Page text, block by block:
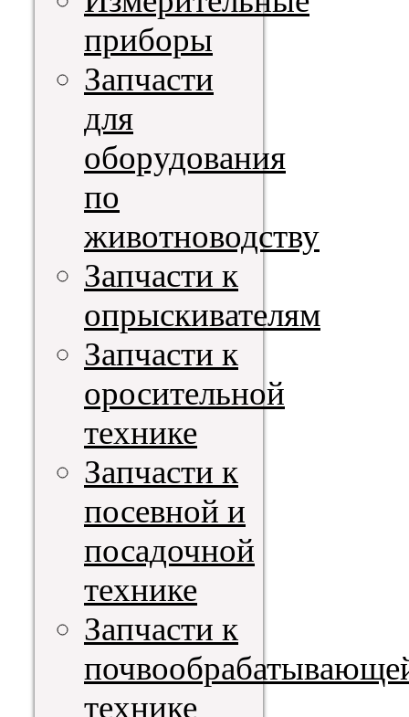
приборы
Запчасти
для
оборудования
по
животноводству
Запчасти к
опрыскивателям
Запчасти к
оросительной
технике
Запчасти к
посевной и
посадочной
технике
Запчасти к
технике